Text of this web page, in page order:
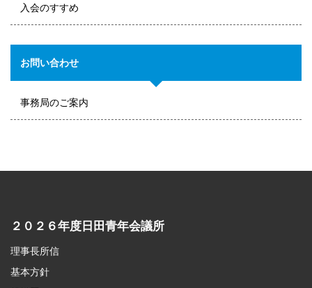
入会のすすめ
お問い合わせ
事務局のご案内
２０２６年度日田青年会議所
理事長所信
基本方針